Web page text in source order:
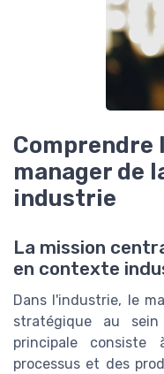
Comprendre
manager de
industrie
La mission
en contexte
Dans l'industrie, le
stratégique au
principale
processus et des